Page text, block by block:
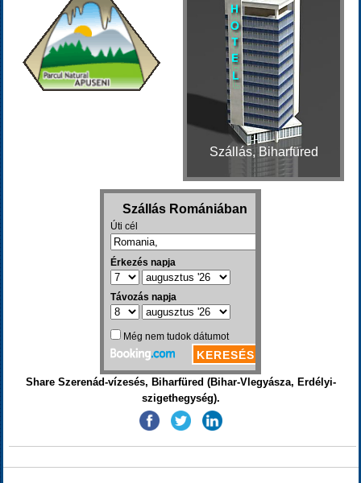
Szállás, Biharfüred
Share Szerenád-vízesés, Biharfüred (Bihar-Vlegyásza, Erdélyi-
szigethegység).